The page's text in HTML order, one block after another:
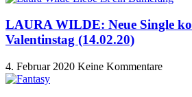
LAURA WILDE: Neue Single
Valentinstag (14.02.20)
4. Februar 2020 Keine Kommentare